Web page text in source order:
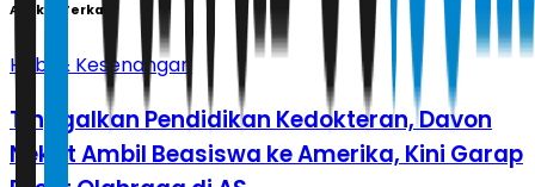
Artikel Terkait
Hobi & Kesenangan
Tinggalkan Pendidikan Kedokteran, Davon
Nekat Ambil Beasiswa ke Amerika, Kini Garap